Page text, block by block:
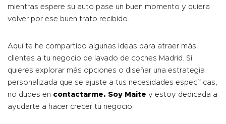
mientras espere su auto pase un buen momento y quiera
volver por ese buen trato recibido.
Aquí te he compartido algunas ideas para atraer más
clientes a tu negocio de lavado de coches Madrid. Si
quieres explorar más opciones o diseñar una estrategia
personalizada que se ajuste a tus necesidades específicas,
no dudes en contactarme. Soy Maite y estoy dedicada a
ayudarte a hacer crecer tu negocio.